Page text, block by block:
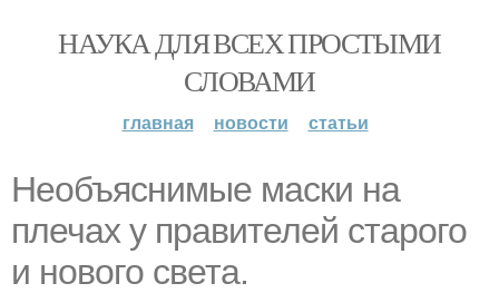
НАУКА ДЛЯ ВСЕХ ПРОСТЫМИ
СЛОВАМИ
главная новости статьи
Необъяснимые маски на
плечах у правителей старого
и нового света.